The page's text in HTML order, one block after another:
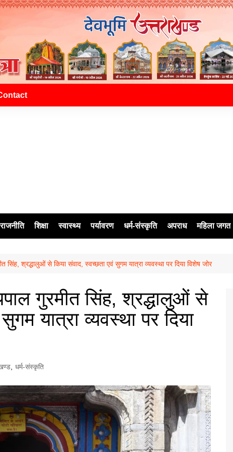
राजनीति शिक्षा स्वास्थ्य पर्यावरण धर्म-संस्कृति अपराध महिला जगत
सिंह, श्रद्धालुओं से किया संवाद, स्वच्छता एवं सुगम यात्रा व्यवस्था पर दिया विशेष जोर
गुरमीत सिंह, श्रद्धालुओं से
यात्रा व्यवस्था पर दिया
धर्म-संस्कृति